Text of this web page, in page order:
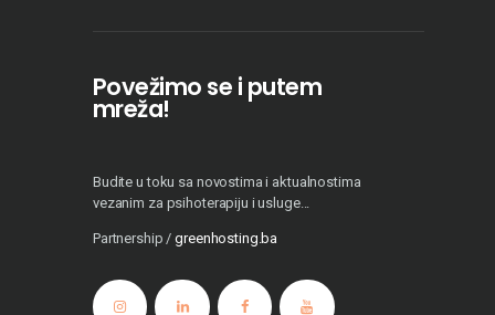
Povežimo se i putem
mreža!
Budite u toku sa novostima i aktualnostima
vezanim za psihoterapiju i usluge...
Partnership /greenhosting.ba